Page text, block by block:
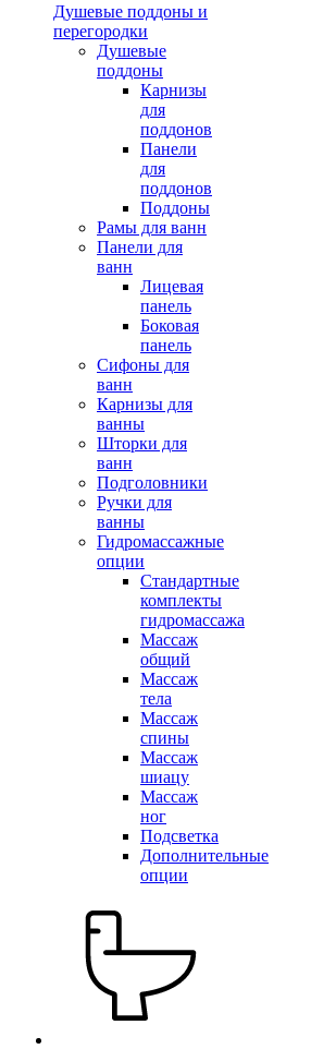
Душевые поддоны и
перегородки
Душевые
поддоны
Карнизы
для
поддонов
Панели
для
поддонов
Поддоны
Рамы для ванн
Панели для
ванн
Лицевая
панель
Боковая
панель
Сифоны для
ванн
Карнизы для
ванны
Шторки для
ванн
Подголовники
Ручки для
ванны
Гидромассажные
опции
Стандартные
комплекты
гидромассажа
Массаж
общий
Массаж
тела
Массаж
спины
Массаж
шиацу
Массаж
ног
Подсветка
Дополнительные
опции